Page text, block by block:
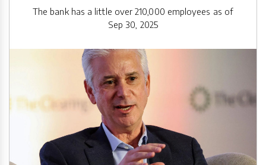
The bank has a little over 210,000 employees as of
Sep 30, 2025